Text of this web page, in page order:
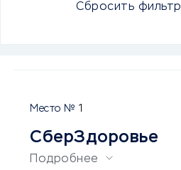
Сбросить фильтр
1
СберЗдоровье
Подробнее